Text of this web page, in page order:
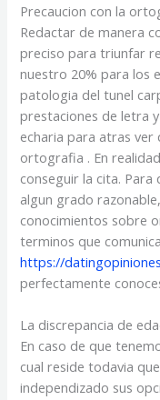
Precaucion con la
Redactar de manera
preciso para triunfar
nuestro 20% para los
patologi­a del tunel
prestaciones de letra
echaria para atras
ortografia . En
conseguir la cita.
algun grado
conocimientos sobre
terminos que
https://
perfectamente
La discrepancia de
En caso de que
cual reside todavia
independizado sus